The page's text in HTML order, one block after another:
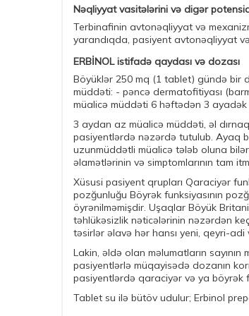
Nəqliyyat vasitələrini və digər
Terbinafinin avtonəqliyyat və
yarandıqda, pasiyent avtonəqliyyat
ERBİNOL istifadə qaydası və dozası
Böyüklər 250 mq (1 tablet) gündə bir
müddəti: - pəncə dermatofitiyası
müalicə müddəti 6 həftədən 3 ayadək
3 aydan az müalicə müddəti, əl
pasiyentlərdə nəzərdə tutulub. Ayaq
uzunmüddətli müalicə tələb oluna
əlamətlərinin və simptomlarının tam
Xüsusi pasiyent qrupları Qaraciyər
pozğunluğu Böyrək funksiyasının
öyrənilməmişdir. Uşaqlar Böyük
təhlükəsizlik nəticələrinin nəzərdən
təsirlər əlavə hər hansı yeni, qeyri-
Lakin, əldə olan məlumatların
pasiyentlərlə müqayisədə dozanın
pasiyentlərdə qaraciyər və ya böyrək
Tablet su ilə bütöv udulur; Erbinol